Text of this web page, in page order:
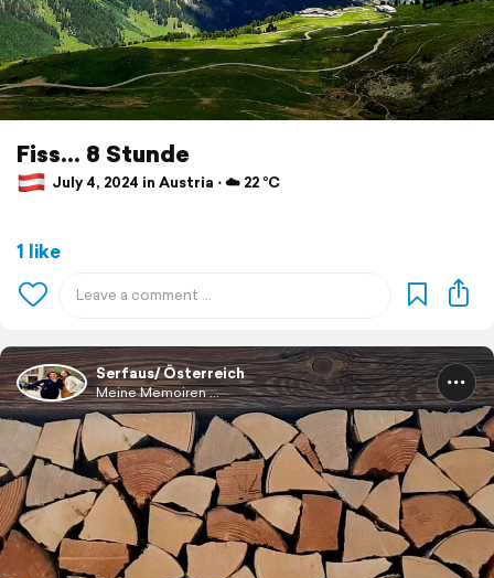
Fiss... 8 Stunde
July 4, 2024 in Austria ⋅ ☁️ 22 °C
1 like
Serfaus/ Österreich
Meine Memoiren ...